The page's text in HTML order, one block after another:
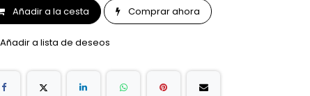
Añadir a la cesta Comprar ahora
Añadir a lista de deseos